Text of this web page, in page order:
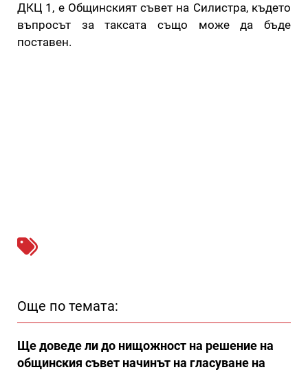
ДКЦ 1, е Общинският съвет на Силистра, където
въпросът за таксата също може да бъде
поставен.
Още по темата:
Ще доведе ли до нищожност на решение на
общинския съвет начинът на гласуване на